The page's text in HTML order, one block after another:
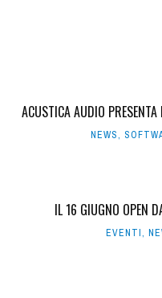
ACUSTICA AUDIO
NEWS,
IL 16 GIUGNO OPEN
EVENTI,